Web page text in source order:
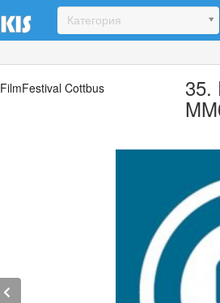
Категория
FilmFestival Cottbus 35.